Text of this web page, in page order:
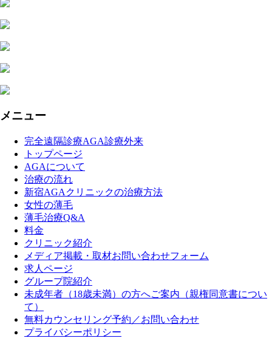
メニュー
完全遠隔診療AGA診療外来
トップページ
AGAについて
治療の流れ
新宿AGAクリニックの治療方法
女性の薄毛
薄毛治療Q&A
料金
クリニック紹介
メディア掲載・取材お問い合わせフォーム
求人ページ
グループ院紹介
未成年者（18歳未満）の方へご案内（親権同意書につい
て）
無料カウンセリング予約／お問い合わせ
プライバシーポリシー